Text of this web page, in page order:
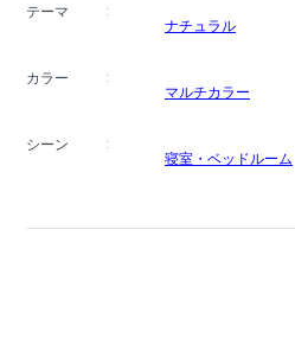
テーマ
ナチュラル
カラー
マルチカラー
シーン
寝室・ベッドルーム